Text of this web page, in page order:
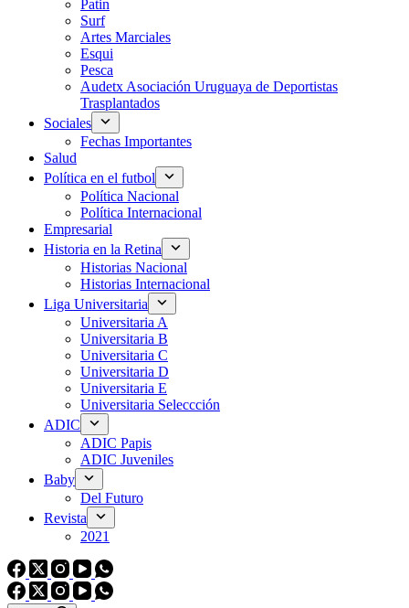
Patin
Surf
Artes Marciales
Esqui
Pesca
Audetx Asociación Uruguaya de Deportistas
Trasplantados
Sociales
Fechas Importantes
Salud
Política en el futbol
Política Nacional
Política Internacional
Empresarial
Historia en la Retina
Historias Nacional
Historias Internacional
Liga Universitaria
Universitaria A
Universitaria B
Universitaria C
Universitaria D
Universitaria E
Universitaria Seleccción
ADIC
ADIC Papis
ADIC Juveniles
Baby
Del Futuro
Revista
2021